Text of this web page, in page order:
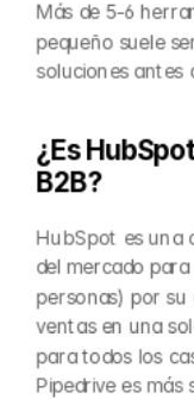
Más de 5-6
pequeño suele
soluciones antes
¿Es
B2B?
HubSpot es una
del mercado
personas) por su
ventas en una
para todos los
Pipedrive es más